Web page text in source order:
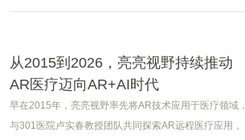
从2015到2026，亮亮视野持续推动
AR医疗迈向AR+AI时代
早在2015年，亮亮视野率先将AR技术应用于医疗领域，
与301医院卢实春教授团队共同探索AR远程医疗应用，